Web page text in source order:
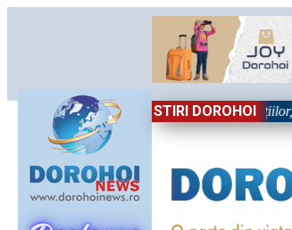
STIRI DOROHOI
Sărbătoare!” – trei zile dedicate tradițiilor,